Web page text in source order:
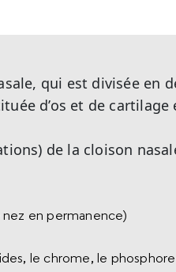
qui est divisée en
d’os et de cartilage
de la cloison
en permanence)
le chrome, le